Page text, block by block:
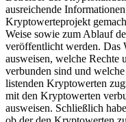
ausreichende
Kryptowerteprojekt
Weise sowie zum Ablauf
veröffentlicht werden. Das
ausweisen, welche
verbunden sind und
listenden Kryptowerten
mit den Kryptowerten
ausweisen. Schließlich